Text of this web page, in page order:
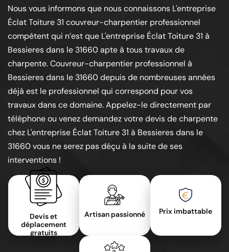
Nous vous informons que nous connaissons L'entreprise
Éclat Toiture 31 couvreur-charpentier professionnel
compétent qui n’est que L'entreprise Éclat Toiture 31 à
Bessieres dans le 31660 apte à tous travaux de
charpente. Couvreur-charpentier professionnel à
Bessieres dans le 31660 depuis de nombreuses années
déjà est le professionnel qui correspond pour vos
travaux dans ce domaine. Appelez-le directement par
téléphone ou venez demandez votre devis de charpente
chez L'entreprise Éclat Toiture 31 à Bessieres dans le
31660 vous ne serez pas déçu à la suite de ses
interventions !
Devis et
déplacement
gratuits
Artisan passionné Prix imbattable